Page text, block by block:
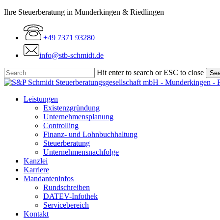
Skip
content
Ihre Steuerberatung in Munderkingen & Riedlingen
+49 7371 93280
info@stb-schmidt.de
Hit enter to search or ESC to close
Close
Menu
Leistungen
Existenzgründung
Unternehmensplanung
Controlling
Finanz- und Lohnbuchhaltung
Steuerberatung
Unternehmensnachfolge
Kanzlei
Karriere
Mandanteninfos
Rundschreiben
DATEV-Infothek
Servicebereich
Kontakt